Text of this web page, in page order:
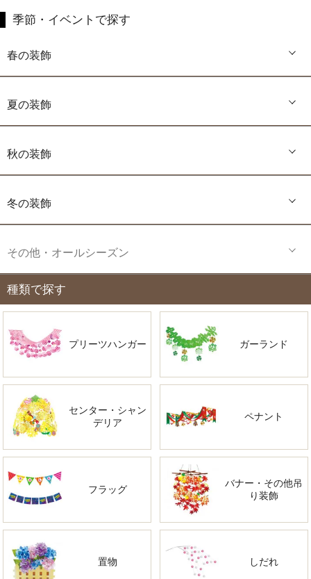
季節・イベントで探す
春の装飾
夏の装飾
秋の装飾
冬の装飾
その他・オールシーズン
種類で探す
プリーツハンガー ガーランド
センター・シャン
デリア
ペナント
フラッグ
バナー・その他吊
り装飾
置物 しだれ